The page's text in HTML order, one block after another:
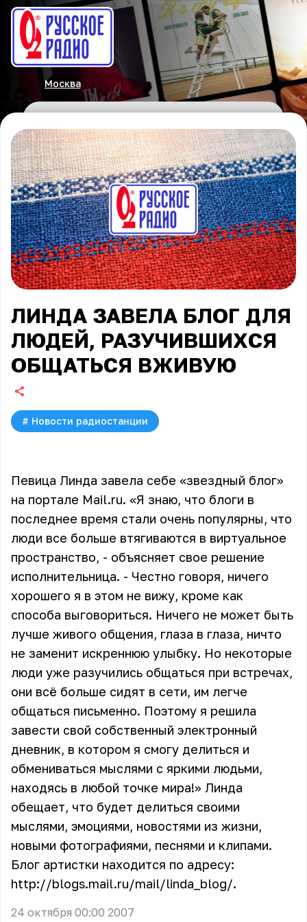
Москва
ЛИНДА ЗАВЕЛА БЛОГ ДЛЯ
ЛЮДЕЙ, РАЗУЧИВШИХСЯ
ОБЩАТЬСЯ ВЖИВУЮ
# Новости радиостанции
Певица Линда завела себе «звездный блог»
на портале Mail.ru. «Я знаю, что блоги в
последнее время стали очень популярны, что
люди все больше втягиваются в виртуальное
пространство, - объясняет свое решение
исполнительница. - Честно говоря, ничего
хорошего я в этом не вижу, кроме как
способа выговориться. Ничего не может быть
лучше живого общения, глаза в глаза, ничто
не заменит искреннюю улыбку. Но некоторые
люди уже разучились общаться при встречах,
они всё больше сидят в сети, им легче
общаться письменно. Поэтому я решила
завести свой собственный электронный
дневник, в котором я смогу делиться и
обмениваться мыслями с яркими людьми,
находясь в любой точке мира!» Линда
обещает, что будет делиться своими
мыслями, эмоциями, новостями из жизни,
новыми фотографиями, песнями и клипами.
Блог артистки находится по адресу:
http://blogs.mail.ru/mail/linda_blog/.
24 октября 00:00 2007